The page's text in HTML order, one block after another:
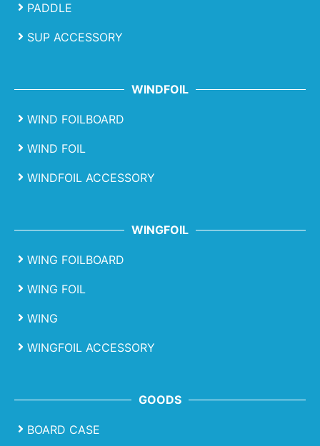
PADDLE
SUP ACCESSORY
WINDFOIL
WIND FOILBOARD
WIND FOIL
WINDFOIL ACCESSORY
WINGFOIL
WING FOILBOARD
WING FOIL
WING
WINGFOIL ACCESSORY
GOODS
BOARD CASE